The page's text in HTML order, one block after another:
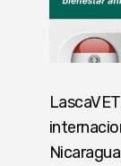
Nicaragua